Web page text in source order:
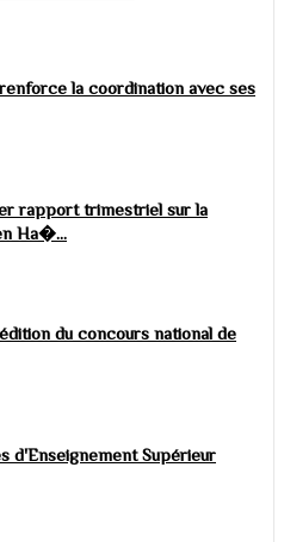
la coordination avec ses
rapport trimestriel sur la
Ha�...
du concours national de
d'Enseignement Supérieur